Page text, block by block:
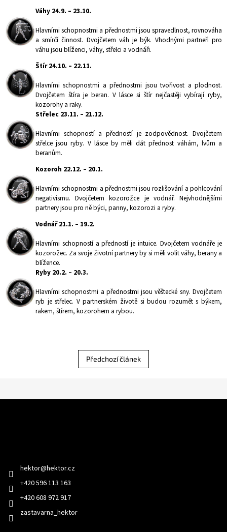
Váhy 24.9. – 23.10.
Hlavními schopnostmi a přednostmi jsou spravedlnost, rovnováha
a smírčí činnost. Dvojčetem váh je býk. Vhodnými partneři pro
váhu jsou blíženci, váhy, střelci a vodnáři.
Štír 24.10. – 22.11.
Hlavními schopnostmi a přednostmi jsou tvořivost a plodnost.
Dvojčetem štíra je beran. V lásce si štír nejčastěji vybírají ryby,
kozorohy a raky.
Střelec 23.11. – 21.12.
Hlavními schopností a předností je zodpovědnost. Dvojčetem
střelce jsou ryby. V lásce by měli dát přednost váhám, lvům a
beranům.
Kozoroh 22.12. – 20.1.
Hlavními schopnostmi a přednostmi jsou rozlišování a pohlcování
negativismu. Dvojčetem kozorožce je vodnář. Nejvhodnějšími
partnery jsou pro ně býci, panny, kozorozi a ryby.
Vodnář 21.1. – 19.2.
Hlavními schopností a předností je intuice. Dvojčetem vodnáře je
kozorožec. Za svoje životní partnery by si měli volit váhy, berany a
blížence.
Ryby 20.2. – 20.3.
Hlavními schopnostmi a přednostmi jsou věštecké sny. Dvojčetem
ryb je střelec. V partnerském životě si budou rozumět s býkem,
rakem, štírem, kozorohem a rybou.
Předchozí článek
hektor@hektor.cz
+420 596 113 163
+420 608 972 917
zastavarna_hektor